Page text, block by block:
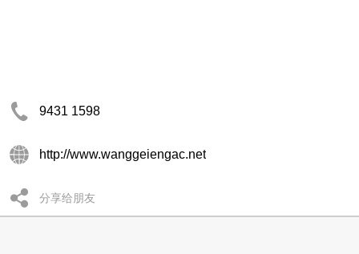
9431 1598
http://www.wanggeiengac.net
分享给朋友